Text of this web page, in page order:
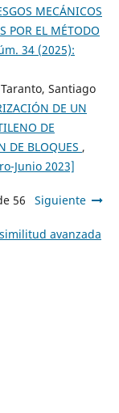
MECÁNICOS
POR EL MÉTODO
34 (2025):
Santiago
DE UN
DE
DE BLOQUES ,
Junio 2023]
56 Siguiente
avanzada